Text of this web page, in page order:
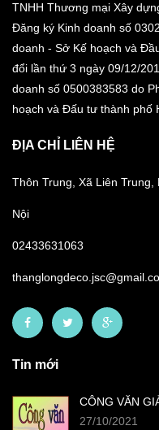
TNHH Thương mại Xây
Đăng ký Kinh doanh số
doanh - Sở Kế hoạch và
đổi lần thứ 3 ngày 09/12/
doanh số 0500383583 do
hoạch và Đấu tư thành phố
ĐỊA CHỈ LIÊN HỆ
Thôn Trung, Xã Liên
Nội
02433631063
Tin mới
CÔNG VĂN
27/10/2021